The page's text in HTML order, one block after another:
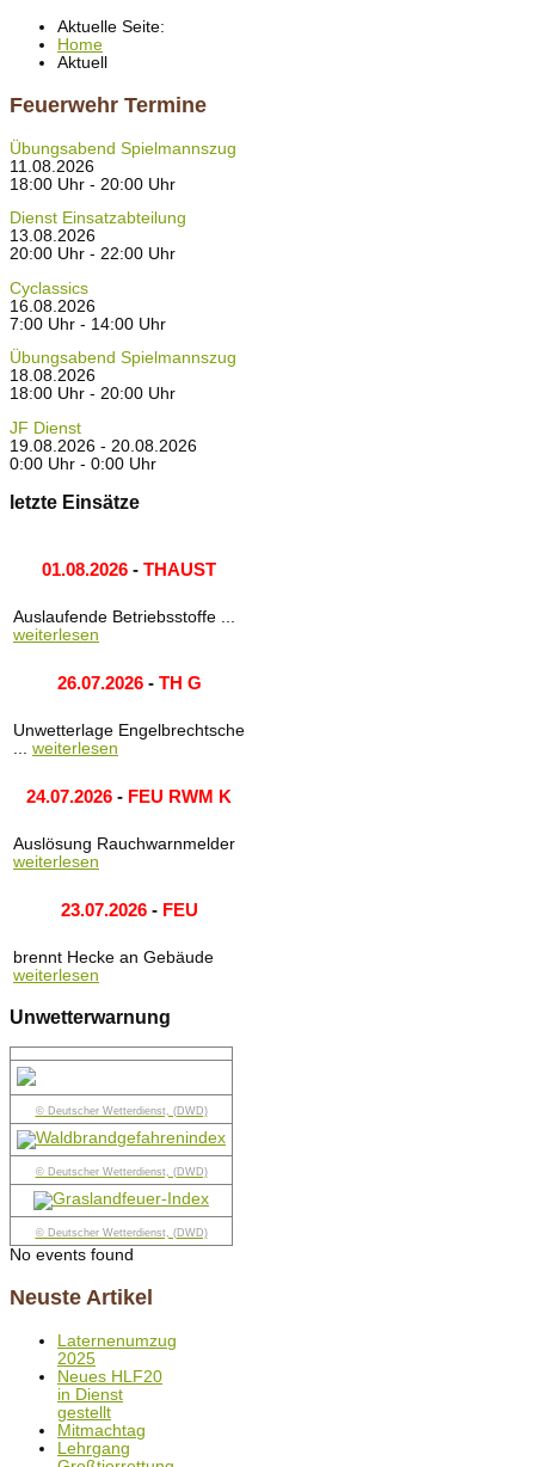
Aktuelle Seite:
Home
Aktuell
Feuerwehr Termine
Übungsabend Spielmannszug
11.08.2026
18:00 Uhr - 20:00 Uhr
Dienst Einsatzabteilung
13.08.2026
20:00 Uhr - 22:00 Uhr
Cyclassics
16.08.2026
7:00 Uhr - 14:00 Uhr
Übungsabend Spielmannszug
18.08.2026
18:00 Uhr - 20:00 Uhr
JF Dienst
19.08.2026 - 20.08.2026
0:00 Uhr - 0:00 Uhr
letzte Einsätze
01.08.2026 - THAUST
Auslaufende Betriebsstoffe ...
weiterlesen
26.07.2026- TH G
Unwetterlage Engelbrechtsche
... weiterlesen
24.07.2026 - FEU RWM K
Auslösung Rauchwarnmelder
weiterlesen
23.07.2026- FEU
brennt Hecke an Gebäude
weiterlesen
Unwetterwarnung
© Deutscher Wetterdienst, (DWD)
© Deutscher Wetterdienst, (DWD)
© Deutscher Wetterdienst, (DWD)
No events found
Neuste Artikel
Laternenumzug
2025
Neues HLF20
in Dienst
gestellt
Mitmachtag
Lehrgang